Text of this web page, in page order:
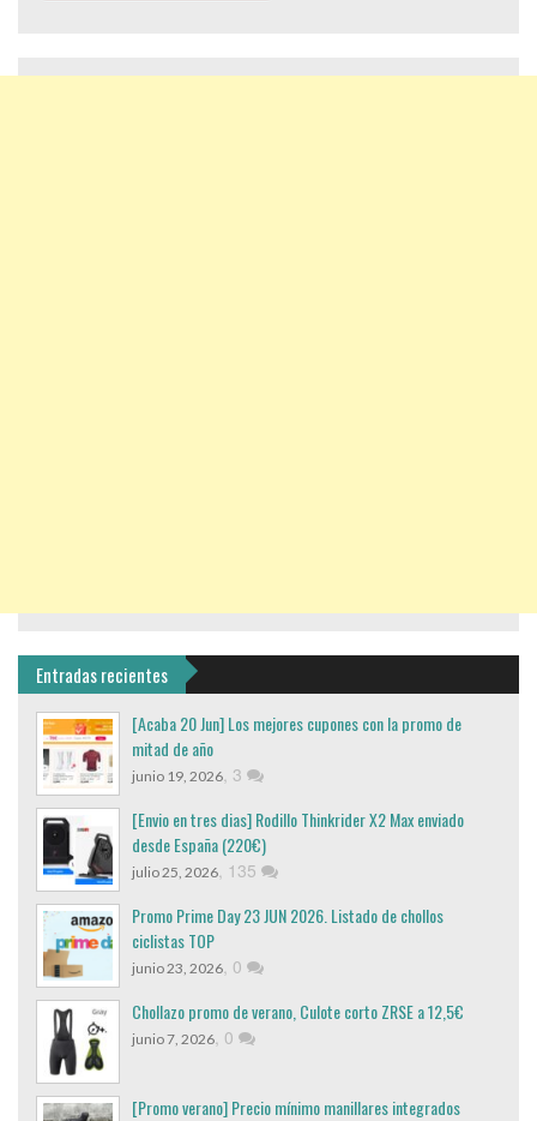
Entradas recientes
[Acaba 20 Jun] Los mejores cupones con la promo de
mitad de año
junio 19, 2026, 3
[Envio en tres dias] Rodillo Thinkrider X2 Max enviado
desde España (220€)
julio 25, 2026, 135
Promo Prime Day 23 JUN 2026. Listado de chollos
ciclistas TOP
junio 23, 2026, 0
Chollazo promo de verano, Culote corto ZRSE a 12,5€
junio 7, 2026, 0
[Promo verano] Precio mínimo manillares integrados